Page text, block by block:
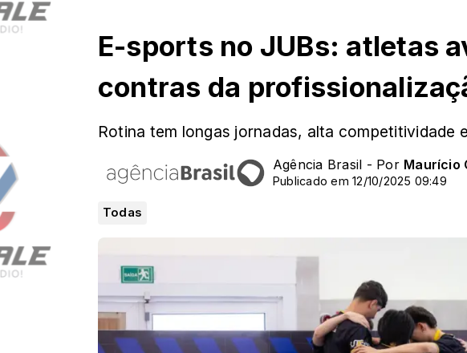
E-sports no JUBs: atletas
contras da
Rotina tem longas jornadas, alta competitividade
Agência Brasil - Por Maurício
Publicado em 12/10/2025 09:49
Todas